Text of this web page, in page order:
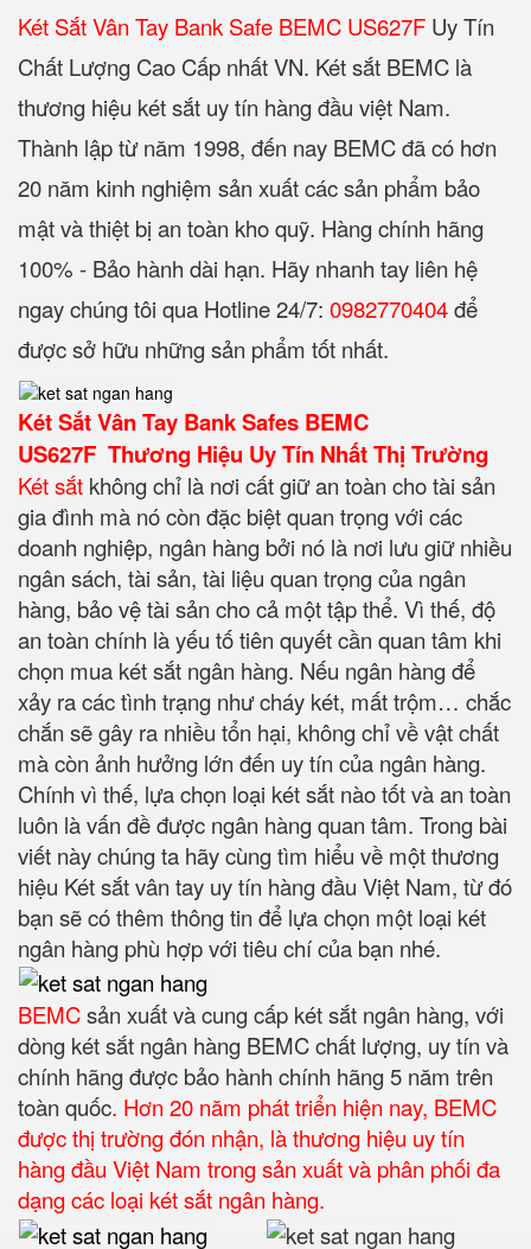
Két Sắt Vân Tay Bank Safe BEMC US627F Uy Tín
Chất Lượng Cao Cấp nhất VN. Két sắt BEMC là
thương hiệu két sắt uy tín hàng đầu việt Nam.
Thành lập từ năm 1998, đến nay BEMC đã có hơn
20 năm kinh nghiệm sản xuất các sản phẩm bảo
mật và thiệt bị an toàn kho quỹ. Hàng chính hãng
100% - Bảo hành dài hạn. Hãy nhanh tay liên hệ
ngay chúng tôi qua Hotline 24/7: 0982770404để
được sở hữu những sản phẩm tốt nhất.
Két Sắt Vân Tay Bank Safes BEMC
US627F Thương Hiệu Uy Tín Nhất Thị Trường
Két sắt không chỉ là nơi cất giữ an toàn cho tài sản
gia đình mà nó còn đặc biệt quan trọng với các
doanh nghiệp, ngân hàng bởi nó là nơi lưu giữ nhiều
ngân sách, tài sản, tài liệu quan trọng của ngân
hàng, bảo vệ tài sản cho cả một tập thể. Vì thế, độ
an toàn chính là yếu tố tiên quyết cần quan tâm khi
chọn mua két sắt ngân hàng. Nếu ngân hàng để
xảy ra các tình trạng như cháy két, mất trộm… chắc
chắn sẽ gây ra nhiều tổn hại, không chỉ về vật chất
mà còn ảnh hưởng lớn đến uy tín của ngân hàng.
Chính vì thế, lựa chọn loại két sắt nào tốt và an toàn
luôn là vấn đề được ngân hàng quan tâm. Trong bài
viết này chúng ta hãy cùng tìm hiểu về một thương
hiệu Két sắt vân tay uy tín hàng đầu Việt Nam, từ đó
bạn sẽ có thêm thông tin để lựa chọn một loại két
ngân hàng phù hợp với tiêu chí của bạn nhé.
BEMCsản xuất và cung cấp két sắt ngân hàng, với
dòng két sắt ngân hàng BEMC chất lượng, uy tín và
chính hãng được bảo hành chính hãng 5 năm trên
toàn quốc. Hơn 20 năm phát triển hiện nay, BEMC
được thị trường đón nhận, là thương hiệu uy tín
hàng đầu Việt Nam trong sản xuất và phân phối đa
dạng các loại két sắt ngân hàng.